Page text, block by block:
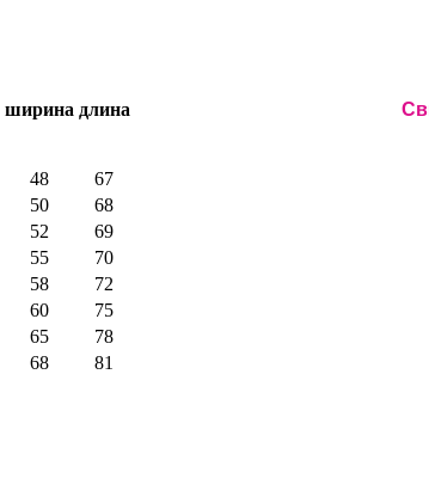
ширина длина
48
67
50
68
52
69
55
70
58
72
60
75
65
78
68 81